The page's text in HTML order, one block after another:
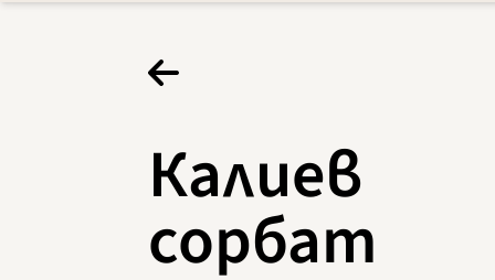
Калиев
сорбат